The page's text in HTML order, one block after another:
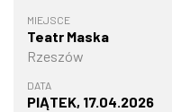
MIEJSCE
Teatr Maska
Rzeszów
DATA
PIĄTEK, 17.04.2026